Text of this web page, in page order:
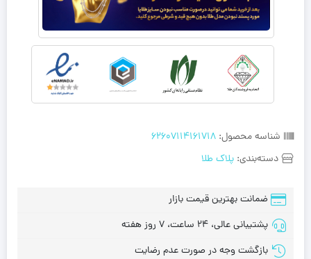
شناسه محصول: 62607114161718
دسته‌بندی: پلاک طلا
ضمانت بهترین قیمت بازار
پشتیبانی عالی، 24 ساعت، 7 روز هفته
بازگشت وجه در صورت عدم رضایت